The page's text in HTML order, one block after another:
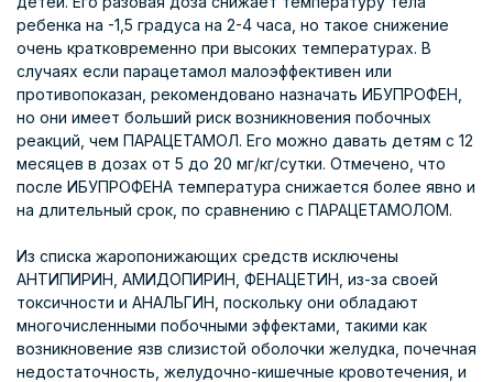
ребенка на -1,5 градуса на 2-4 часа, но такое снижение
очень кратковременно при высоких температурах. В
случаях если парацетамол малоэффективен или
противопоказан, рекомендовано назначать ИБУПРОФЕН,
но они имеет больший риск возникновения побочных
реакций, чем ПАРАЦЕТАМОЛ. Его можно давать детям с 12
месяцев в дозах от 5 до 20 мг/кг/сутки. Отмечено, что
после ИБУПРОФЕНА температура снижается более явно и
на длительный срок, по сравнению с ПАРАЦЕТАМОЛОМ.
Из списка жаропонижающих средств исключены
АНТИПИРИН, АМИДОПИРИН, ФЕНАЦЕТИН, из-за своей
токсичности и АНАЛЬГИН, поскольку они обладают
многочисленными побочными эффектами, такими как
возникновение язв слизистой оболочки желудка, почечная
недостаточность, желудочно-кишечные кровотечения, и